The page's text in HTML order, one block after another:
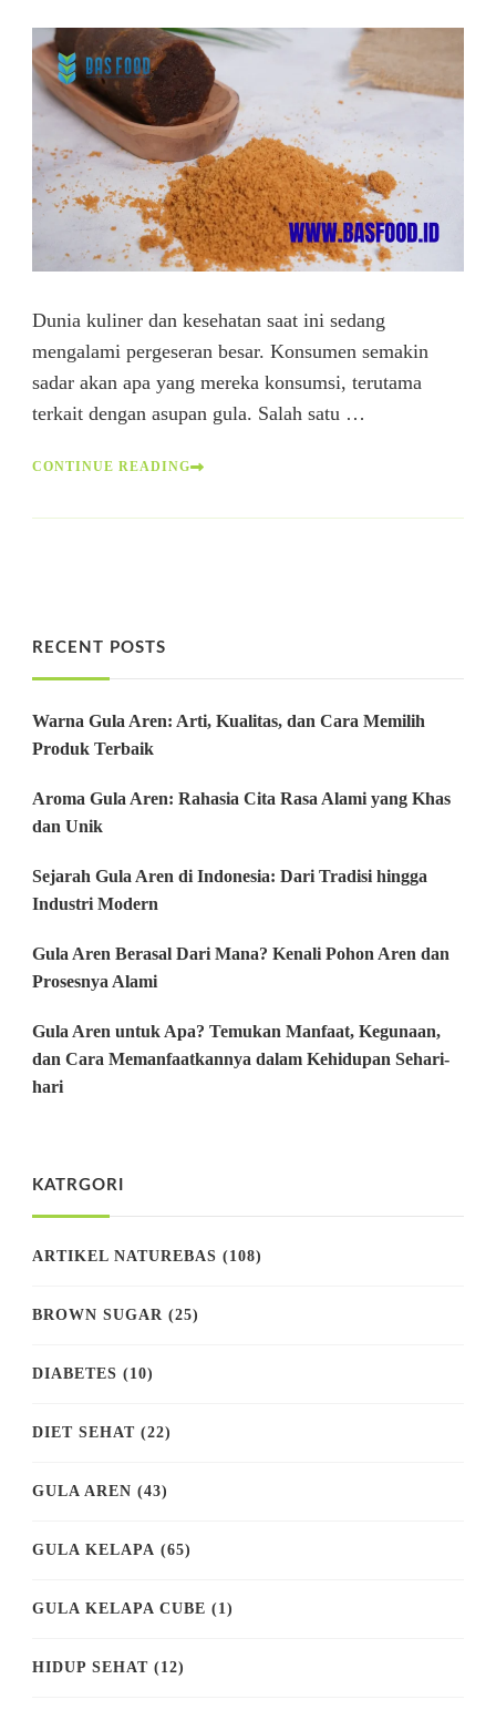
Dunia kuliner dan kesehatan saat ini sedang
mengalami pergeseran besar. Konsumen semakin
sadar akan apa yang mereka konsumsi, terutama
terkait dengan asupan gula. Salah satu …
CONTINUE READING
RECENT POSTS
Warna Gula Aren: Arti, Kualitas, dan Cara Memilih
Produk Terbaik
Aroma Gula Aren: Rahasia Cita Rasa Alami yang Khas
dan Unik
Sejarah Gula Aren di Indonesia: Dari Tradisi hingga
Industri Modern
Gula Aren Berasal Dari Mana? Kenali Pohon Aren dan
Prosesnya Alami
Gula Aren untuk Apa? Temukan Manfaat, Kegunaan,
dan Cara Memanfaatkannya dalam Kehidupan Sehari-
hari
KATRGORI
ARTIKEL NATUREBAS (108)
BROWN SUGAR (25)
DIABETES (10)
DIET SEHAT (22)
GULA AREN (43)
GULA KELAPA (65)
GULA KELAPA CUBE (1)
HIDUP SEHAT (12)